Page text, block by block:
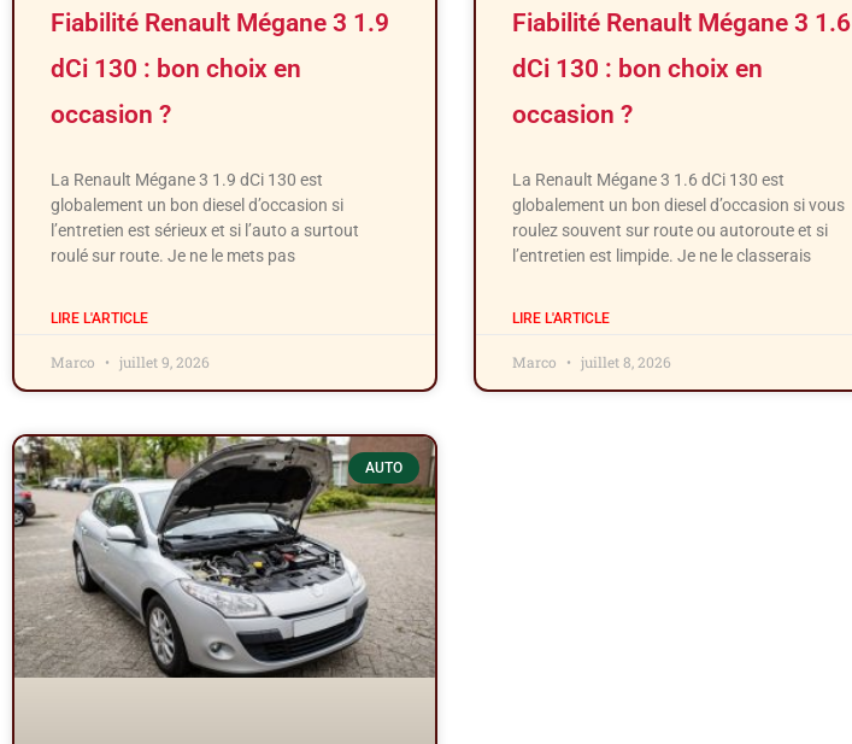
Fiabilité Renault Mégane 3 1.9
dCi 130 : bon choix en
occasion ?
La Renault Mégane 3 1.9 dCi 130 est
globalement un bon diesel d’occasion si
l’entretien est sérieux et si l’auto a surtout
roulé sur route. Je ne le mets pas
LIRE L'ARTICLE
Marco juillet 9, 2026
Fiabilité Renault Mégane 3 1.6
dCi 130 : bon choix en
occasion ?
La Renault Mégane 3 1.6 dCi 130 est
globalement un bon diesel d’occasion si vous
roulez souvent sur route ou autoroute et si
l’entretien est limpide. Je ne le classerais
LIRE L'ARTICLE
Marco juillet 8, 2026
AUTO